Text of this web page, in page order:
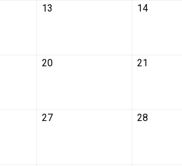
13 14
20 21
27 28